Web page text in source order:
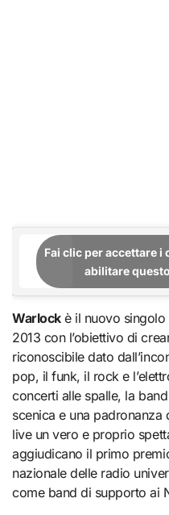
Fai clic per accettare i
abilitare
Warlockè il nuovo singolo
2013 con l’obiettivo di
riconoscibile dato
pop, il funk, il rock e
concerti alle spalle, la
scenica e una
live un vero e proprio
aggiudicano il primo
nazionale delle radio
come band di supporto ai